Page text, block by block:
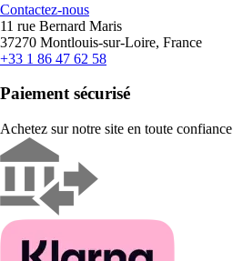
Contactez-nous
11 rue Bernard Maris
37270 Montlouis-sur-Loire, France
+33 1 86 47 62 58
Paiement sécurisé
Achetez sur notre site en toute confiance